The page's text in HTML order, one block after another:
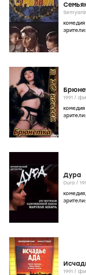
комедия
зрители:
1991 /
комедия
зрители:
Дура
Dura /
комедия,
зрители:
1991 /